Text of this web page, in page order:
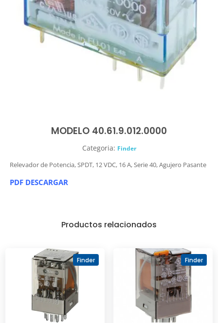
MODELO 40.61.9.012.0000
Categoria: Finder
Relevador de Potencia, SPDT, 12 VDC, 16 A, Serie 40, Agujero Pasante
PDF DESCARGAR
Productos relacionados
Finder Finder